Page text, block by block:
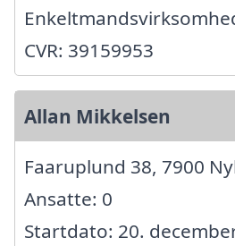
CVR: 39159953
Allan Mikkelsen
Faaruplund 38, 7900
Ansatte: 0
Startdato: 20.